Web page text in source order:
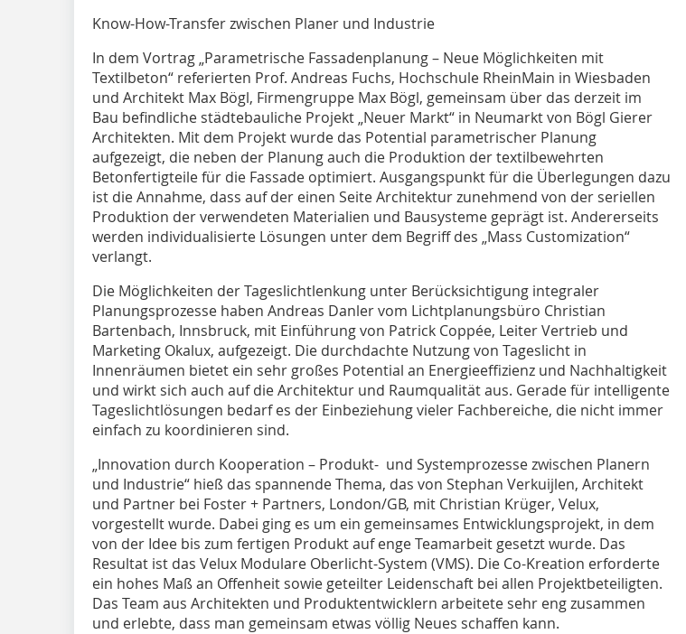
Know-How-Transfer zwischen Planer und ­Industrie
In dem Vortrag „Parametrische Fassadenplanung – Neue Möglichkeiten mit
Textilbeton“ referierten Prof. Andreas Fuchs, Hochschule RheinMain in Wiesbaden
und Architekt Max Bögl, Firmengruppe Max Bögl, gemeinsam über das derzeit im
Bau befindliche städtebauliche Projekt „Neuer Markt“ in Neumarkt von Bögl Gierer
Architekten. Mit dem Projekt wurde das Potential parametrischer Planung
aufgezeigt, die neben der Planung auch die Produktion der textil­bewehrten
Betonfertigteile für die Fassade optimiert. Ausgangspunkt für die Überlegungen dazu
ist die Annahme, dass auf der einen Seite Architektur zunehmend von der seriellen
Produktion der verwendeten Materialien und Bausysteme geprägt ist. Andererseits
werden individualisierte Lösungen unter dem Begriff des „Mass Customization“
verlangt.
Die Möglichkeiten der Tageslichtlenkung unter Berücksichtigung integraler
Planungsprozesse haben Andreas Danler vom Lichtplanungsbüro Christian
Bartenbach, Innsbruck, mit Einführung von Patrick Coppée, Leiter Vertrieb und
Marketing Okalux, aufgezeigt. Die durchdachte Nutzung von Tageslicht in
Innenräumen bietet ein sehr großes Potential an Energieeffizienz und Nachhaltigkeit
und wirkt sich auch auf die Architektur und Raumqualität aus. Gerade für intelligente
Tageslichtlösungen bedarf es der Einbeziehung vieler Fachbereiche, die nicht immer
einfach zu koordinieren sind.
„Innovation durch Kooperation – Produkt- und Systemprozesse zwischen Planern
und Industrie“ hieß das spannende Thema, das von Stephan Verkuijlen, Architekt
und Partner bei Foster + Partners, London/GB, mit Christian Krüger, Velux,
vorgestellt wurde. Dabei ging es um ein gemeinsames Entwicklungsprojekt, in dem
von der Idee bis zum fertigen Produkt auf enge Teamarbeit gesetzt wurde. Das
Resultat ist das Velux Modulare Oberlicht-System (VMS). Die Co-Kreation erforderte
ein hohes Maß an Offenheit sowie ­geteilter Leidenschaft bei allen Projektbeteiligten.
Das Team aus Architekten und Produktentwicklern arbeitete sehr eng zusammen
und erlebte, dass man gemeinsam etwas völlig Neues schaffen kann.